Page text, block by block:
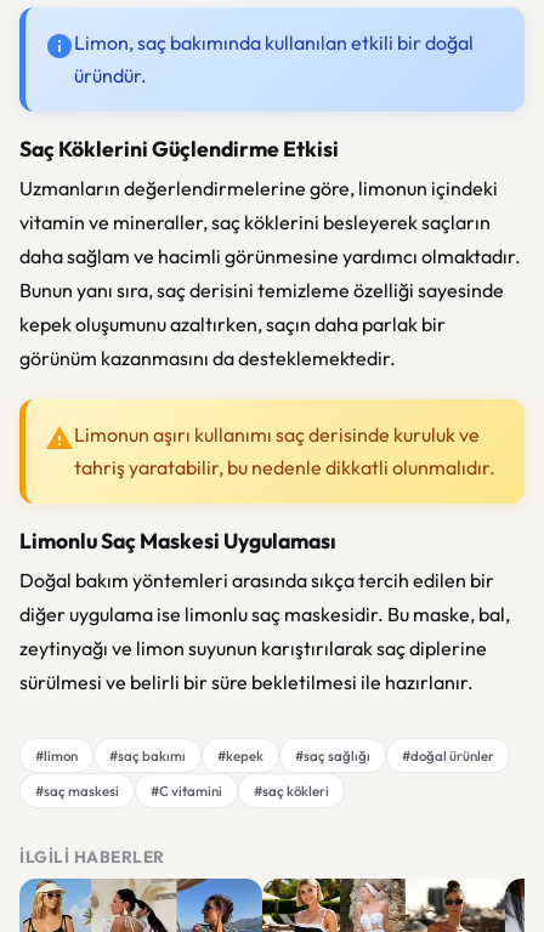
Limon, saç bakımında kullanılan etkili bir doğal
üründür.
Saç Köklerini Güçlendirme Etkisi
Uzmanların değerlendirmelerine göre, limonun içindeki
vitamin ve mineraller, saç köklerini besleyerek saçların
daha sağlam ve hacimli görünmesine yardımcı olmaktadır.
Bunun yanı sıra, saç derisini temizleme özelliği sayesinde
kepek oluşumunu azaltırken, saçın daha parlak bir
görünüm kazanmasını da desteklemektedir.
Limonun aşırı kullanımı saç derisinde kuruluk ve
tahriş yaratabilir, bu nedenle dikkatli olunmalıdır.
Limonlu Saç Maskesi Uygulaması
Doğal bakım yöntemleri arasında sıkça tercih edilen bir
diğer uygulama ise limonlu saç maskesidir. Bu maske, bal,
zeytinyağı ve limon suyunun karıştırılarak saç diplerine
sürülmesi ve belirli bir süre bekletilmesi ile hazırlanır.
#limon #saç bakımı #kepek #saç sağlığı
#doğal ürünler
#saç maskesi
#C vitamini #saç kökleri
İLGILI HABERLER